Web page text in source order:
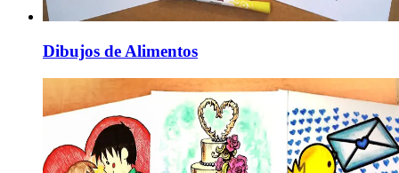
Dibujos de Alimentos